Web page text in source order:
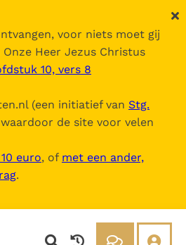
voor niets moet gij
Onze Heer Jezus Christus
10, vers 8
(een initiatief van Stg.
de site voor velen
euro, of met een ander,
.
van de Katholieke Kerk
het